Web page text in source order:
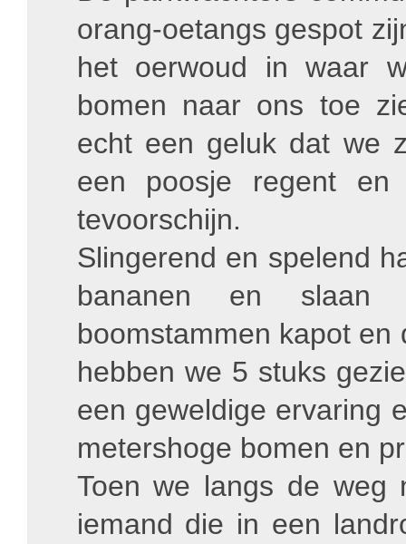
orang-oetangs gespot
het oerwoud in waar
bomen naar ons toe
echt een geluk dat we
een poosje regent
tevoorschijn.
Slingerend en spelend
bananen en slaan
boomstammen kapot
hebben we 5 stuks
een geweldige ervaring
metershoge bomen en
Toen we langs de weg
iemand die in een